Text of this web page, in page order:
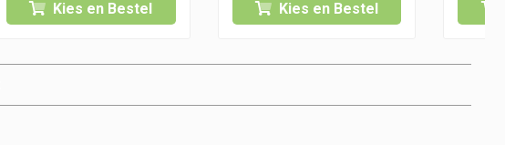
Kies en Bestel Kies en Bestel